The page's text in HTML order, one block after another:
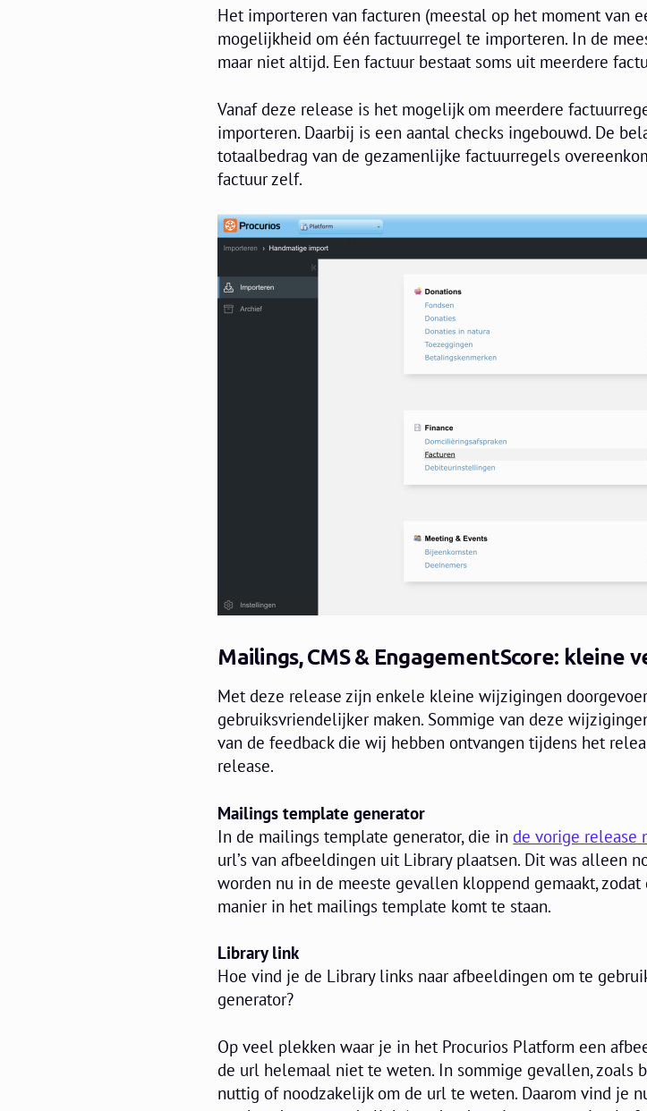
Het importeren van facturen (meestal op het moment van
mogelijkheid om één factuurregel te importeren. In de
maar niet altijd. Een factuur bestaat soms uit meerdere
Vanaf deze release is het mogelijk om meerdere
importeren. Daarbij is een aantal checks ingebouwd. De
totaalbedrag van de gezamenlijke factuurregels
factuur zelf.
Mailings, CMS & EngagementScore: kleine
Met deze release zijn enkele kleine wijzigingen
gebruiksvriendelijker maken. Sommige van deze
van de feedback die wij hebben ontvangen tijdens het
release.
Mailings template generator
In de mailings template generator, die in de vorige release
url’s van afbeeldingen uit Library plaatsen. Dit was alleen
worden nu in de meeste gevallen kloppend gemaakt,
manier in het mailings template komt te staan.
Library link
Hoe vind je de Library links naar afbeeldingen om te
generator?
Op veel plekken waar je in het Procurios Platform een
de url helemaal niet te weten. In sommige gevallen,
nuttig of noodzakelijk om de url te weten. Daarom vind je